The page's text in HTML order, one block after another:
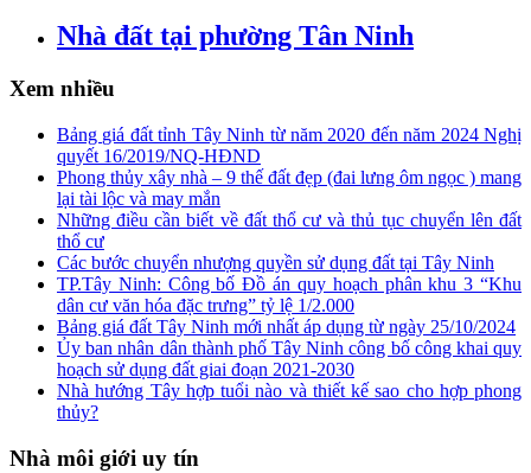
Nhà đất tại phường Tân Ninh
Xem nhiều
Bảng giá đất tỉnh Tây Ninh từ năm 2020 đến năm 2024 Nghị
quyết 16/2019/NQ-HĐND
Phong thủy xây nhà – 9 thế đất đẹp (đai lưng ôm ngọc ) mang
lại tài lộc và may mắn
Những điều cần biết về đất thổ cư và thủ tục chuyển lên đất
thổ cư
Các bước chuyển nhượng quyền sử dụng đất tại Tây Ninh
TP.Tây Ninh: Công bố Đồ án quy hoạch phân khu 3 “Khu
dân cư văn hóa đặc trưng” tỷ lệ 1/2.000
Bảng giá đất Tây Ninh mới nhất áp dụng từ ngày 25/10/2024
Ủy ban nhân dân thành phố Tây Ninh công bố công khai quy
hoạch sử dụng đất giai đoạn 2021-2030
Nhà hướng Tây hợp tuổi nào và thiết kế sao cho hợp phong
thủy?
Nhà môi giới uy tín